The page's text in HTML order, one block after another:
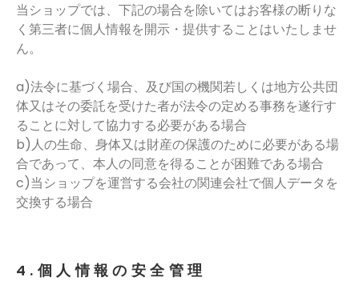
当ショップでは、下記の場合を除いてはお客様の断りな
く第三者に個人情報を開示・提供することはいたしませ
ん。
a)法令に基づく場合、及び国の機関若しくは地方公共団
体又はその委託を受けた者が法令の定める事務を遂行す
ることに対して協力する必要がある場合
b)人の生命、身体又は財産の保護のために必要がある場
合であって、本人の同意を得ることが困難である場合
c)当ショップを運営する会社の関連会社で個人データを
交換する場合
4.個人情報の安全管理